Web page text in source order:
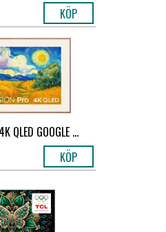
KÖP
QLED GOOGLE ...
KÖP